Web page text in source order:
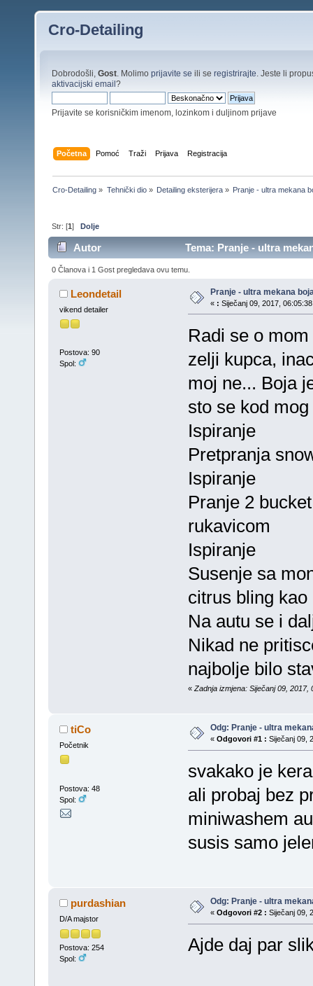
Cro-Detailing
Dobrodošli, Gost . Molimo prijavite se ili se registrirajte . Jeste li
aktivacijski email?
Prijavite se korisničkim imenom, lozinkom i duljinom prijave
Početna Pomoć Traži Prijava Registracija
Cro-Detailing » Tehnički dio» Detailing eksterijera» Pranje - ultra mekana
Str: [1]Dolje
Autor Tema: Pranje - ultra
0 Članova i 1 Gost pregledava ovu temu.
Leondetail
vikend detailer
Postova: 90
Spol:
Pranje - ultra mekana
« : Siječanj 09, 2017,
Radi se o
zelji kupca,
moj ne... Boja
sto se kod
Ispiranje
Pretpranja
Ispiranje
Pranje 2
rukavicom
Ispiranje
Susenje sa
citrus bling
Na autu se i
Nikad ne
najbolje bilo
« Zadnja izmjena: Siječanj 09, 2017,
tiCo
Početnik
Postova: 48
Spol:
Odg: Pranje - ultra
« Odgovori #1 : Siječanj 09,
svakako je
ali probaj bez
miniwashem
susis samo
purdashian
D/A majstor
Postova: 254
Spol:
Odg: Pranje - ultra
« Odgovori #2 : Siječanj 09,
Ajde daj par